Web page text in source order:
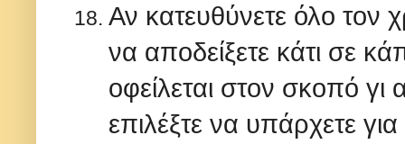
Αν κατευθύνετε όλο τον
να αποδείξετε κάτι σε
οφείλεται στον σκοπό γι
επιλέξτε να υπάρχετε